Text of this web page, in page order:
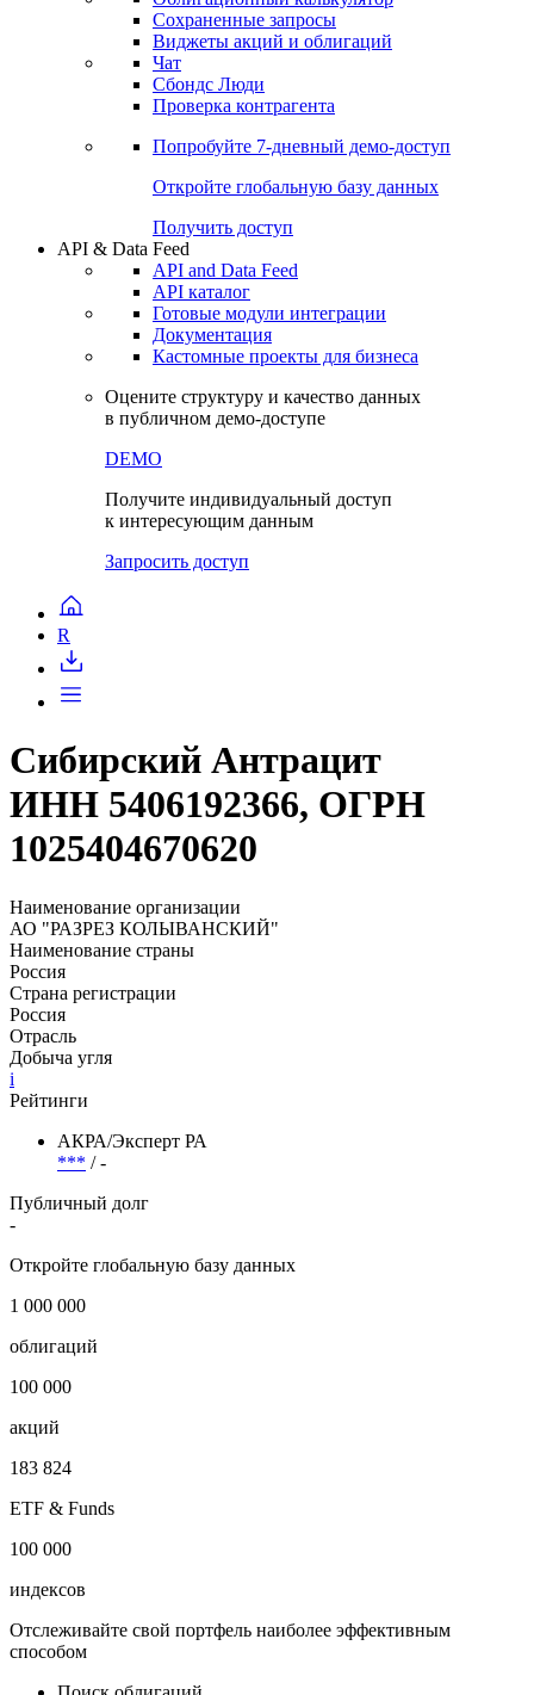
Сохраненные запросы
Виджеты акций и облигаций
Чат
Сбондс Люди
Проверка контрагента
Попробуйте 7-дневный демо-доступ
Откройте глобальную базу данных
Получить доступ
API & Data Feed
API and Data Feed
API каталог
Готовые модули интеграции
Документация
Кастомные проекты для бизнеса
Оцените структуру и качество данных
в публичном демо-доступе
DEMO
Получите индивидуальный доступ
к интересующим данным
Запросить доступ
R
Сибирский Антрацит
ИНН 5406192366, ОГРН
1025404670620
Наименование организации
АО "РАЗРЕЗ КОЛЫВАНСКИЙ"
Наименование страны
Россия
Страна регистрации
Россия
Отрасль
Добыча угля
i
Рейтинги
АКРА/Эксперт РА
*** / -
Публичный долг
-
Откройте глобальную базу данных
1 000 000
облигаций
100 000
акций
183 824
ETF & Funds
100 000
индексов
Отслеживайте свой портфель наиболее эффективным
способом